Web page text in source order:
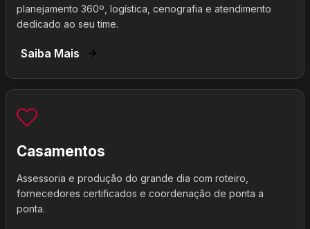
planejamento 360º, logística, cenografia e atendimento
dedicado ao seu time.
Saiba Mais
Casamentos
Assessoria e produção do grande dia com roteiro,
fornecedores certificados e coordenação de ponta a
ponta.